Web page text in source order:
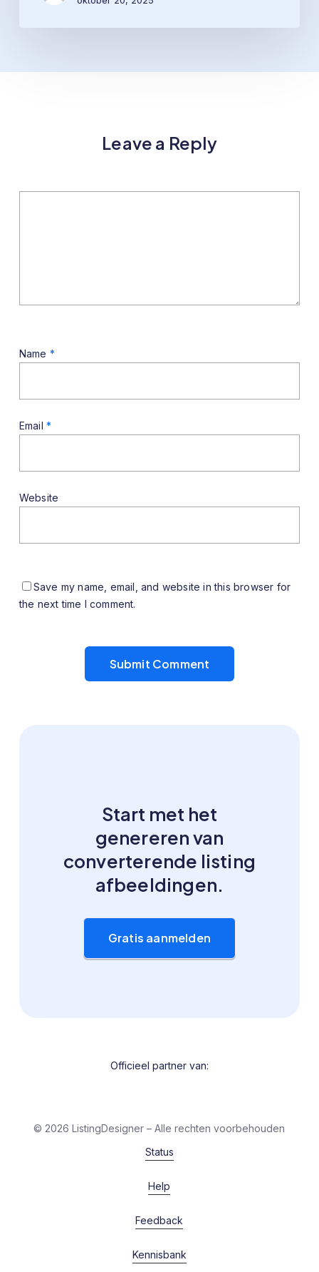
Leave a Reply
Name *
Email*
Website
Save my name, email, and website in this browser for
the next time I comment.
Start met het
genereren van
converterende listing
afbeeldingen.
Gratis aanmelden
Officieel partner van:
© 2026 ListingDesigner – Alle rechten voorbehouden
Status
Help
Feedback
Kennisbank